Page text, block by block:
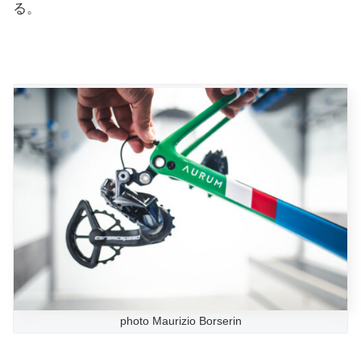
る。
photo Maurizio Borserin